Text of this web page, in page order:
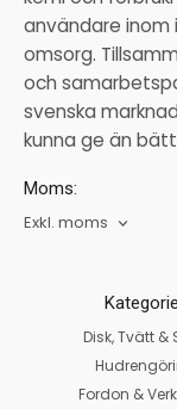
användare inom
omsorg.
och
svenska
kunna ge än
Moms:
Exkl. moms
Disk, Tvätt &
Fordon &